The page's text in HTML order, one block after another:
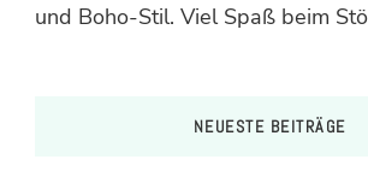
und Boho-Stil. Viel Spaß beim
NEUESTE BEITRÄGE